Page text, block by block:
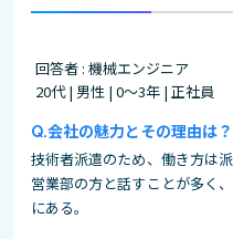
回答者 : 機械エンジニア
20代 | 男性 | 0～3年 | 正社員
会社の魅力とその理由は？
技術者派遣のため、働き方は
営業部の方と話すことが多く
にある。